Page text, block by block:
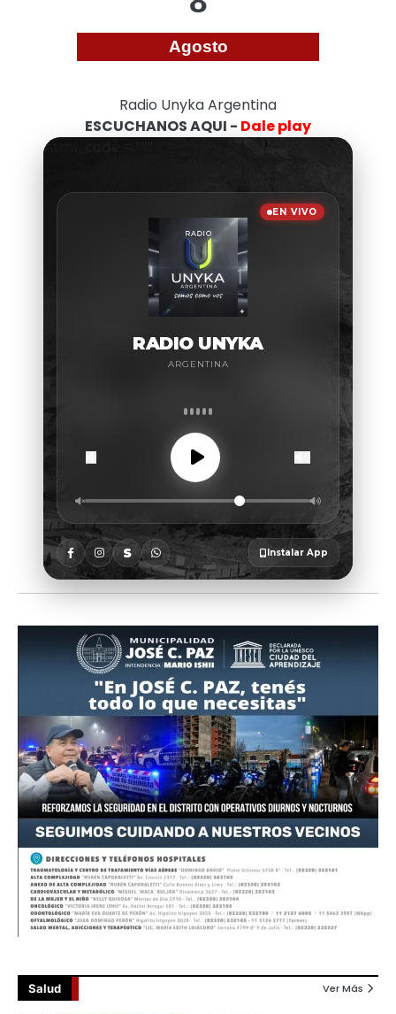
Agosto
Radio Unyka Argentina
ESCUCHANOS AQUI - Dale play
Salud Ver Más